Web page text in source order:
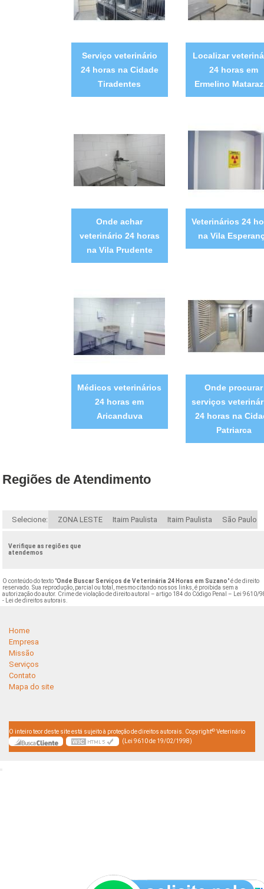
Serviço veterinário
24 horas na Cidade
Tiradentes
Localizar
24 horas em
Ermelino
Onde achar
veterinário 24 horas
na Vila Prudente
Veterinários 24
na Vila
Médicos veterinários
24 horas em
Aricanduva
Onde procurar
serviços
24 horas na
Patriarca
Regiões de Atendimento
Selecione: ZONA LESTE Itaim Paulista Itaim Paulista São Paulo
Verifique as regiões que
atendemos
O conteúdo do texto "Onde Buscar Serviços de Veterinária 24 Horas em Suzano" é de direito
reservado. Sua reprodução, parcial ou total, mesmo citando nossos links, é proibida sem a
autorização do autor. Crime de violação de direito autoral – artigo 184 do Código Penal –
Lei 9610/
- Lei de direitos autorais
Home
Empresa
Missão
Serviços
Contato
Mapa do site
O inteiro teor deste site está sujeito à proteção de direitos autorais. Copyright© Veterinário
(Lei 9610 de 19/02/1998)